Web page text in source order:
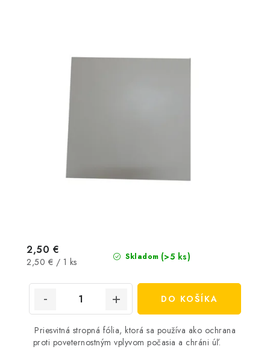
Skladom (>5 ks)
2,50 €
Jednotková
2,50 € / 1 ks
DO KOŠÍKA
Priesvitná stropná fólia, ktorá sa používa ako ochrana
proti poveternostným vplyvom počasia a chráni úľ.